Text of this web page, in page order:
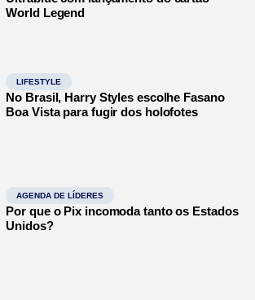
World Legend
LIFESTYLE
No Brasil, Harry Styles escolhe Fasano
Boa Vista para fugir dos holofotes
AGENDA DE LÍDERES
Por que o Pix incomoda tanto os Estados
Unidos?